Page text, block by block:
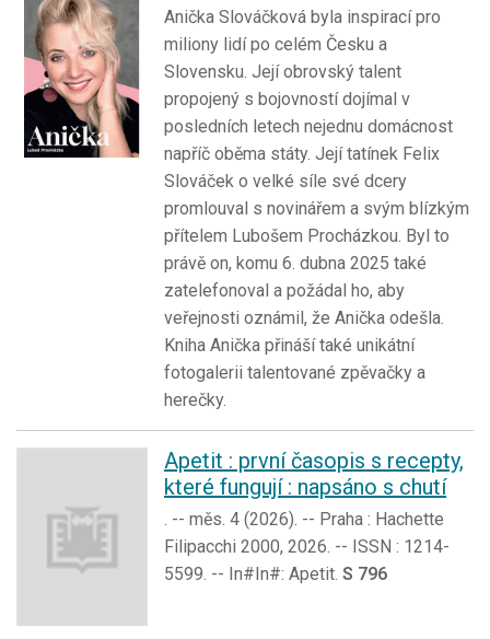
Anička Slováčková byla inspirací pro
miliony lidí po celém Česku a
Slovensku. Její obrovský talent
propojený s bojovností dojímal v
posledních letech nejednu domácnost
napříč oběma státy. Její tatínek Felix
Slováček o velké síle své dcery
promlouval s novinářem a svým blízkým
přítelem Lubošem Procházkou. Byl to
právě on, komu 6. dubna 2025 také
zatelefonoval a požádal ho, aby
veřejnosti oznámil, že Anička odešla.
Kniha Anička přináší také unikátní
fotogalerii talentované zpěvačky a
herečky.
Apetit : první časopis s recepty,
které fungují : napsáno s chutí
. -- měs. 4 (2026). -- Praha : Hachette
Filipacchi 2000, 2026. -- ISSN : 1214-
5599. -- In#In#: Apetit. S 796